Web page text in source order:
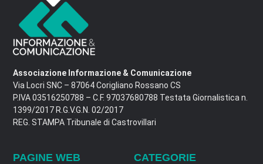
Associazione Informazione & Comunicazione
Via Locri SNC – 87064 Corigliano Rossano CS
P.IVA 03516250788 – C.F. 97037680788 Testata Giornalistica n.
1399/2017 R.G.V.G.N. 02/2017
REG. STAMPA Tribunale di Castrovillari
PAGINE WEB CATEGORIE